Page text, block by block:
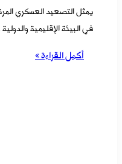
يمثل التصعيد العسكري
في البيئة الإقليمية
أكمل القراءة »